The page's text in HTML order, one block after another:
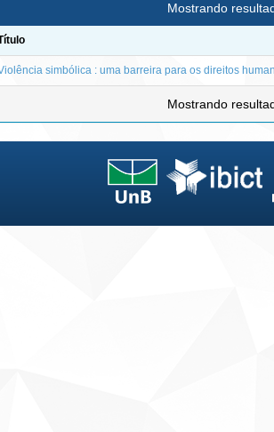
Mostrando
simbólica : uma barreira para os direitos
Mostrando